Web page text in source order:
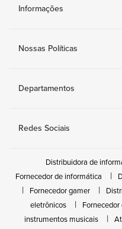
Informações
Nossas Políticas
Departamentos
Redes Sociais
Distribuidora de
Fornecedor de informática
Fornecedor gamer
eletrônicos
instrumentos musicais